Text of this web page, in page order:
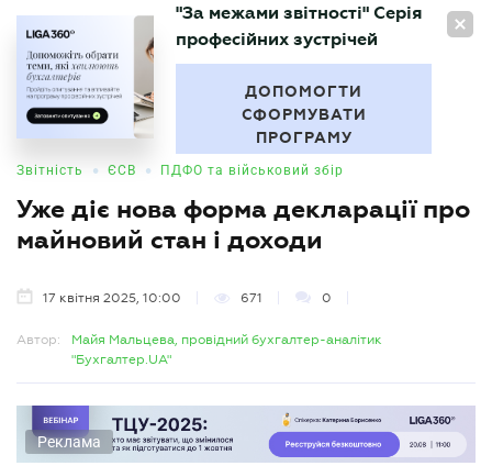
UA
БУХГАЛТЕР
"За межами звітності" Серія
професійних зустрічей
ДОПОМОГТИ
СФОРМУВАТИ
ПРОГРАМУ
Звітність • ЄСВ • ПДФО та військовий збір
Уже діє нова форма декларації про
майновий стан і доходи
17 квітня 2025, 10:00 671 0
Автор:
Майя Мальцева, провідний бухгалтер-аналітик
"Бухгалтер.UA"
Реклама